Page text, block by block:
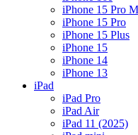
iPhone 15 Pro
iPhone 15 Pro
iPhone 15 Plus
iPhone 15
iPhone 14
iPhone 13
iPad
iPad Pro
iPad Air
iPad 11 (2025)